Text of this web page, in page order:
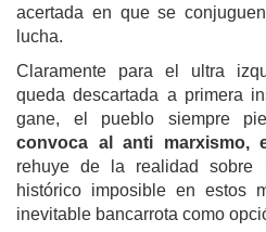
acertada en que se
lucha.
Claramente para el ultra
queda descartada a primera
gane, el pueblo siempre
convoca al anti marxismo,
rehuye de la realidad
histórico imposible en estos
inevitable bancarrota como